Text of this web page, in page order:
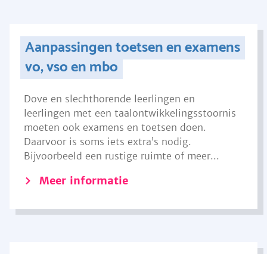
Aanpassingen toetsen en examens
vo, vso en mbo
Dove en slechthorende leerlingen en
leerlingen met een taalontwikkelingsstoornis
moeten ook examens en toetsen doen.
Daarvoor is soms iets extra’s nodig.
Bijvoorbeeld een rustige ruimte of meer...
Meer informatie